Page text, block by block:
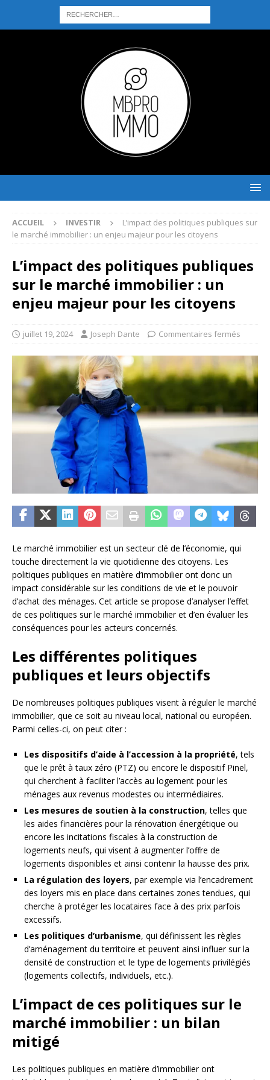
ACCUEIL INVESTIR
L’impact des politiques publiques sur
le marché immobilier : un enjeu majeur pour les citoyens
L’impact des politiques publiques
sur le marché immobilier : un
enjeu majeur pour les citoyens
juillet 19, 2024 Joseph Dante Commentaires fermés
Le marché immobilier est un secteur clé de l’économie, qui
touche directement la vie quotidienne des citoyens. Les
politiques publiques en matière d’immobilier ont donc un
impact considérable sur les conditions de vie et le pouvoir
d’achat des ménages. Cet article se propose d’analyser l’effet
de ces politiques sur le marché immobilier et d’en évaluer les
conséquences pour les acteurs concernés.
Les différentes politiques
publiques et leurs objectifs
De nombreuses politiques publiques visent à réguler le marché
immobilier, que ce soit au niveau local, national ou européen.
Parmi celles-ci, on peut citer :
Les dispositifs d’aide à l’accession à la propriété, tels
que le prêt à taux zéro (PTZ) ou encore le dispositif Pinel,
qui cherchent à faciliter l’accès au logement pour les
ménages aux revenus modestes ou intermédiaires.
Les mesures de soutien à la construction, telles que
les aides financières pour la rénovation énergétique ou
encore les incitations fiscales à la construction de
logements neufs, qui visent à augmenter l’offre de
logements disponibles et ainsi contenir la hausse des prix.
La régulation des loyers, par exemple via l’encadrement
des loyers mis en place dans certaines zones tendues, qui
cherche à protéger les locataires face à des prix parfois
excessifs.
Les politiques d’urbanisme, qui définissent les règles
d’aménagement du territoire et peuvent ainsi influer sur la
densité de construction et le type de logements privilégiés
(logements collectifs, individuels, etc.).
L’impact de ces politiques sur le
marché immobilier : un bilan
mitigé
Les politiques publiques en matière d’immobilier ont